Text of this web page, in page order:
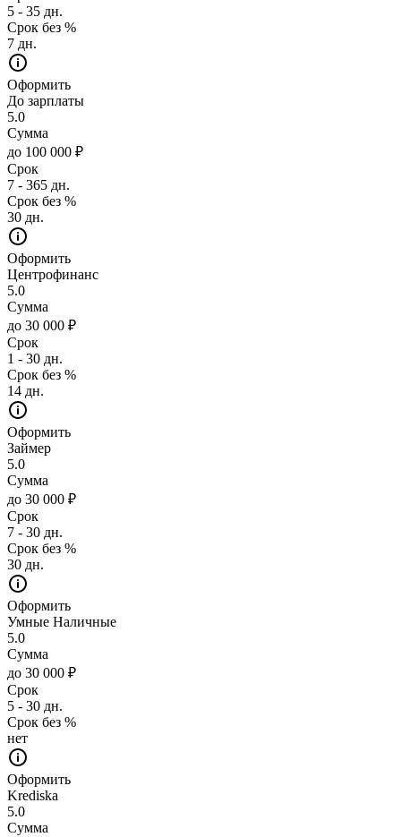
5 - 35 дн.
Срок без %
7 дн.
Оформить
До зарплаты
5.0
Сумма
до 100 000 ₽
Срок
7 - 365 дн.
Срок без %
30 дн.
Оформить
Центрофинанс
5.0
Сумма
до 30 000 ₽
Срок
1 - 30 дн.
Срок без %
14 дн.
Оформить
Займер
5.0
Сумма
до 30 000 ₽
Срок
7 - 30 дн.
Срок без %
30 дн.
Оформить
Умные Наличные
5.0
Сумма
до 30 000 ₽
Срок
5 - 30 дн.
Срок без %
нет
Оформить
Krediska
5.0
Сумма